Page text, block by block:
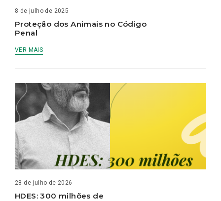
8 de julho de 2025
Proteção dos Animais no Código
Penal
VER MAIS
28 de julho de 2026
HDES: 300 milhões de